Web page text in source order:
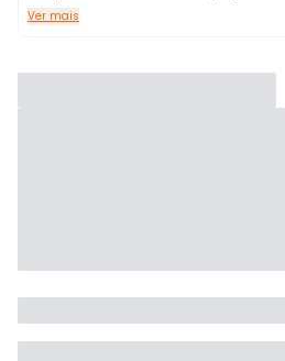
Ver mais